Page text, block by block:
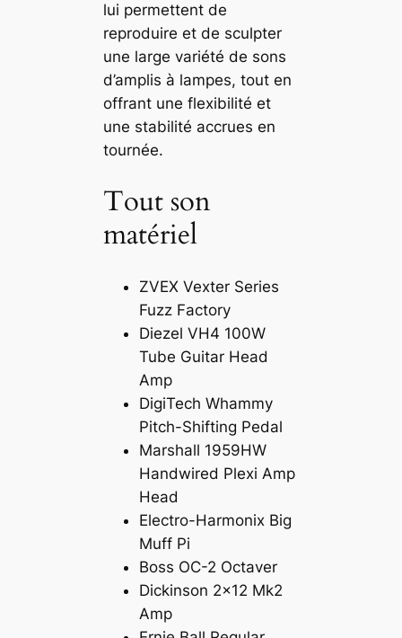
lui permettent de
reproduire et de sculpter
une large variété de sons
d’amplis à lampes, tout en
offrant une flexibilité et
une stabilité accrues en
tournée.
Tout son
matériel
ZVEX Vexter Series
Fuzz Factory
Diezel VH4 100W
Tube Guitar Head
Amp
DigiTech Whammy
Pitch-Shifting Pedal
Marshall 1959HW
Handwired Plexi Amp
Head
Electro-Harmonix Big
Muff Pi
Boss OC-2 Octaver
Dickinson 2×12 Mk2
Amp